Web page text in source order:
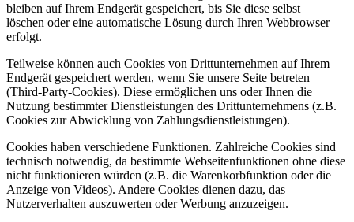
bleiben auf Ihrem Endgerät gespeichert, bis Sie diese selbst
löschen oder eine automatische Lösung durch Ihren Webbrowser
erfolgt.
Teilweise können auch Cookies von Drittunternehmen auf Ihrem
Endgerät gespeichert werden, wenn Sie unsere Seite betreten
(Third-Party-Cookies). Diese ermöglichen uns oder Ihnen die
Nutzung bestimmter Dienstleistungen des Drittunternehmens (z.B.
Cookies zur Abwicklung von Zahlungsdienstleistungen).
Cookies haben verschiedene Funktionen. Zahlreiche Cookies sind
technisch notwendig, da bestimmte Webseitenfunktionen ohne diese
nicht funktionieren würden (z.B. die Warenkorbfunktion oder die
Anzeige von Videos). Andere Cookies dienen dazu, das
Nutzerverhalten auszuwerten oder Werbung anzuzeigen.